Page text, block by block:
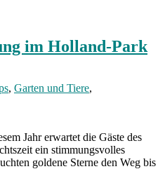
im Holland-Park
, Garten und Tiere,
Jahr erwartet die Gäste des
ein stimmungsvolles
goldene Sterne den Weg bis